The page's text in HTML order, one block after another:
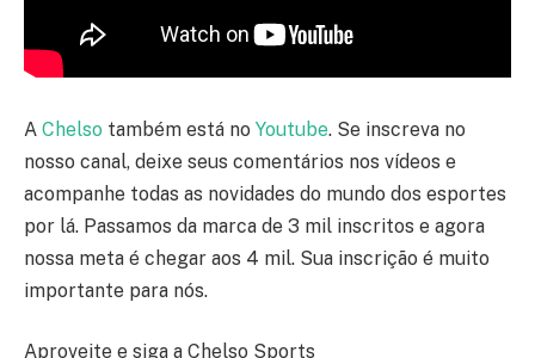
A Chelso também está no Youtube. Se inscreva no
nosso canal, deixe seus comentários nos vídeos e
acompanhe todas as novidades do mundo dos esportes
por lá. Passamos da marca de 3 mil inscritos e agora
nossa meta é chegar aos 4 mil. Sua inscrição é muito
importante para nós.
Aproveite e siga a Chelso Sports